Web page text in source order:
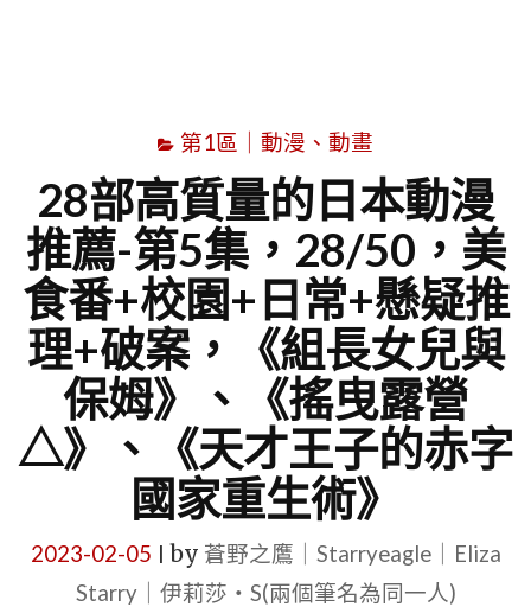
第1區｜動漫、動畫
28部高質量的日本動漫
推薦-第5集，28/50，美
食番+校園+日常+懸疑推
理+破案，《組長女兒與
保姆》、《搖曳露營
△》、《天才王子的赤字
國家重生術》
2023-02-05 by 蒼野之鷹｜Starryeagle｜Eliza
Starry｜伊莉莎・S(兩個筆名為同一人)